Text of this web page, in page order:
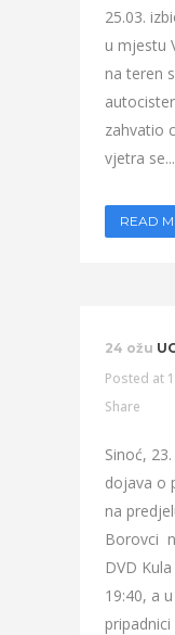
25.03.
u mjestu
na teren
zahvatio
vjetra se...
READ
24 ožu
Posted at
Share
Sinoć,
dojava o
na
Borovci
DVD
19:40, a
pripadnici